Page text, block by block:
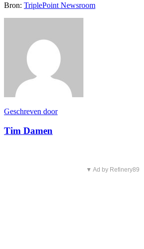
Bron: TriplePoint Newsroom
Geschreven door
Tim Damen
▼ Ad by Refinery89